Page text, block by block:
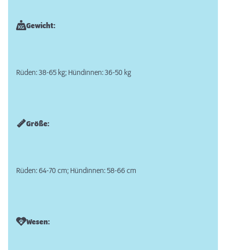
Gewicht:
Rüden: 38-65 kg; Hündinnen: 36-50 kg
Größe:
Rüden: 64-70 cm; Hündinnen: 58-66 cm
Wesen: